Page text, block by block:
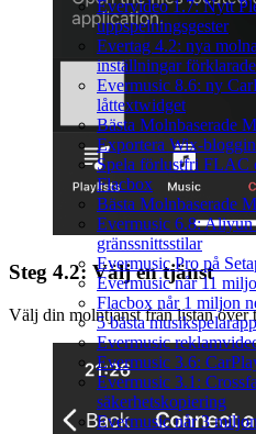
Evervideo 1.7: Nytt
uppspelningsgester
Evertag 4.2: nya
inställningar förklarade
Evermusic 8.6: ny
låttextwidget
Bästa Molnbaserade
Exportera Wix-
Spela förlustfri FLAC
Flacbox
Bästa Molnbaserade
Evermusic 6.8:
gränssnittsstilar
Evermusic Pro på
Evermusic når 11
Flacbox når 1 miljon
5 bästa
Evermusic
Evermusic 3.6:
Evermusic 3.1:
säkerhetskopiering
Evermusic når 3
Steg 4.2: Välj en tjänst
Välj din molntjänst från listan över